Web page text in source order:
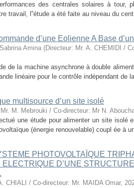
des centrales solaires à tour,
travail, l‟étude a été faite au niveau du
d’une Eolienne A Base
Amina (Directeur: Mr. A. CHEMIDI /
de la machine asynchrone à double
linéaire pour le contrôle indépendant de
multisource d’un site isolé
M. Mebrouki / Co-directeur: Mr N.
une étude pour alimenter un site isolé
(énergie renouvelable) coupl ée à
PHOTOVOLTAÏQUE
ELECTRIQUE D’UNE
CHIALI / Co-directeur: Mr. MAIDA Omar,